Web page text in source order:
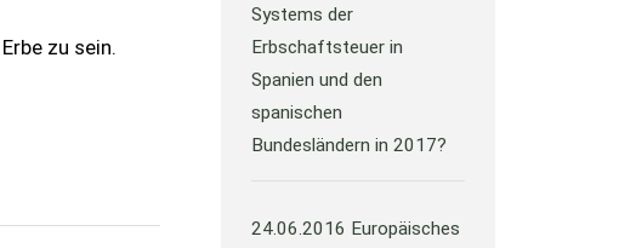
zu sein.
Systems der
Erbschaftsteuer in
Spanien und den
spanischen
Bundesländern in 2017?
24.06.2016 Europäisches